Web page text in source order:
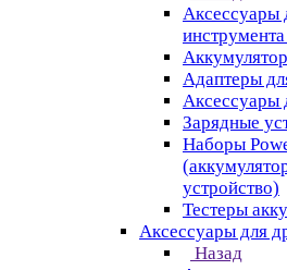
Аксессуары
инструмента
Адаптеры
Аксессуары
Зарядные
Наборы
устройство)
Тестеры
Аксессуары для
Назад